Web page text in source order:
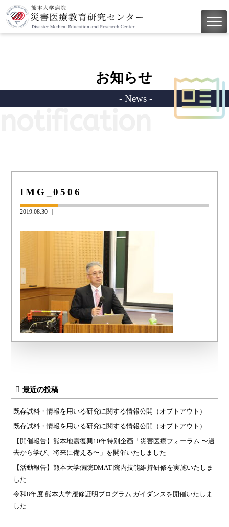
お知らせ
- News -
IMG_0506
2019.08.30 ｜
最近の投稿
既存試料・情報を用いる研究に関する情報公開（オプトアウト）
既存試料・情報を用いる研究に関する情報公開（オプトアウト）
【開催報告】熊本地震復興10年特別企画「災害医療フォーラム 〜過
去から学び、将来に備える〜」を開催いたしました
【活動報告】熊本大学病院DMAT 院内技能維持研修を実施いたしま
した
令和8年度 熊本大学履修証明プログラム ガイダンスを開催いたしま
した